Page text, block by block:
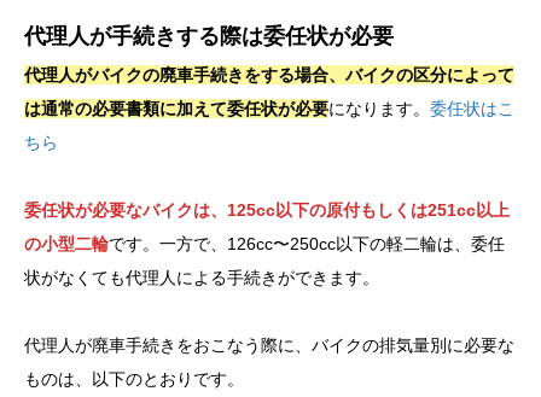
代理人が手続きする際は委任状が必要
代理人がバイクの廃車手続きをする場合、バイクの区分によって
は通常の必要書類に加えて委任状が必要になります。 委任状はこ
ちら
委任状が必要なバイクは、125cc以下の原付もしくは251cc以上
の小型二輪です。一方で、126cc〜250cc以下の軽二輪は、委任
状がなくても代理人による手続きができます。
代理人が廃車手続きをおこなう際に、バイクの排気量別に必要な
ものは、以下のとおりです。